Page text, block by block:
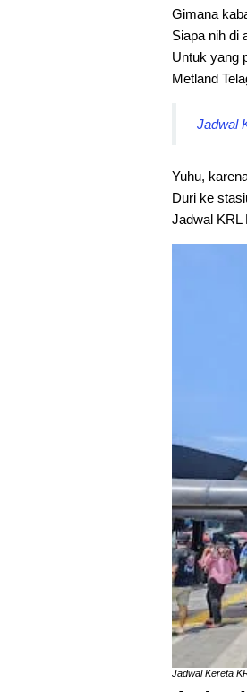
Gimana
Siapa nih di
Untuk yang
Metland
Jadwal
Yuhu,
Duri ke
Jadwal KRL
Jadwal Kereta